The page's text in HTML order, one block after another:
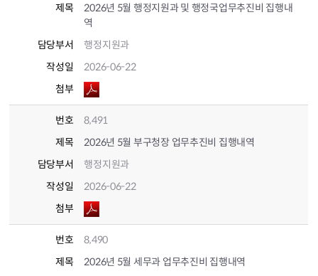
제목
2026년 5월 행정지원과 및 행정국업무추진비 집행내
역
담당부서
행정지원과
작성일
2026-06-22
첨부
번호
8,491
제목
2026년 5월 부구청장 업무추진비 집행내역
담당부서
행정지원과
작성일
2026-06-22
첨부
번호
8,490
제목
2026년 5월 세무과 업무추진비 집행내역